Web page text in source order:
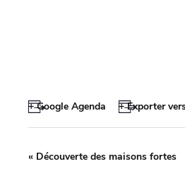
+ Google Agenda + Exporter
« Découverte des maisons fortes